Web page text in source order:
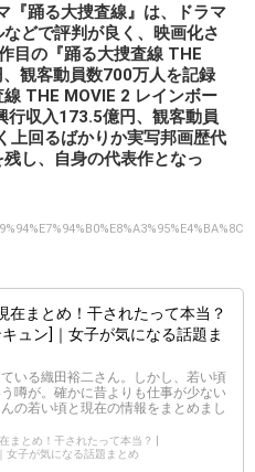
『踊る大捜査線』は、ドラマ
どで評判が良く、映画化さ
目の『踊る大捜査線 THE
観客動員数700万人を記録
THE MOVIE 2 レインボー
行収入173.5億円、観客動員
上回るばかりか実写邦画歴代
し、自身の代表作となっ
在まとめ！干されたって本当？
キュン]｜女子が気になる話題ま
いる織田裕二さん。しかし、若い頃
噂が。確かに昔よりも仕事が少ない
の若い頃と現在の情報をまとめまし
まとめ！干されたって本当？ |
女子が気になる話題まとめ